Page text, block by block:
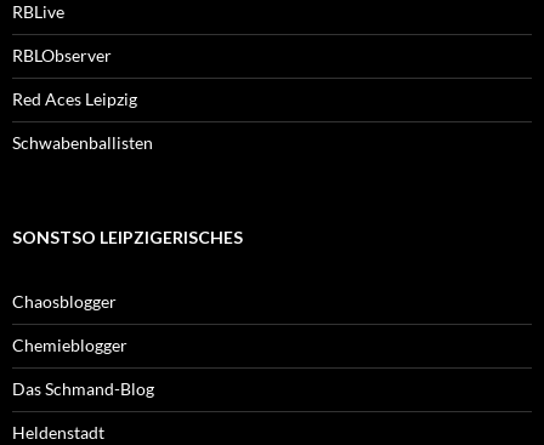
RBLive
RBLObserver
Red Aces Leipzig
Schwabenballisten
SONSTSO LEIPZIGERISCHES
Chaosblogger
Chemieblogger
Das Schmand-Blog
Heldenstadt